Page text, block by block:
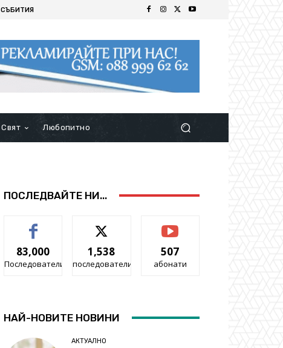
СЪБИТИЯ
Свят Любопитно
ПОСЛЕДВАЙТЕ НИ...
83,000
Последователи
1,538
последователи
507
абонати
НАЙ-НОВИТЕ НОВИНИ
АКТУАЛНО